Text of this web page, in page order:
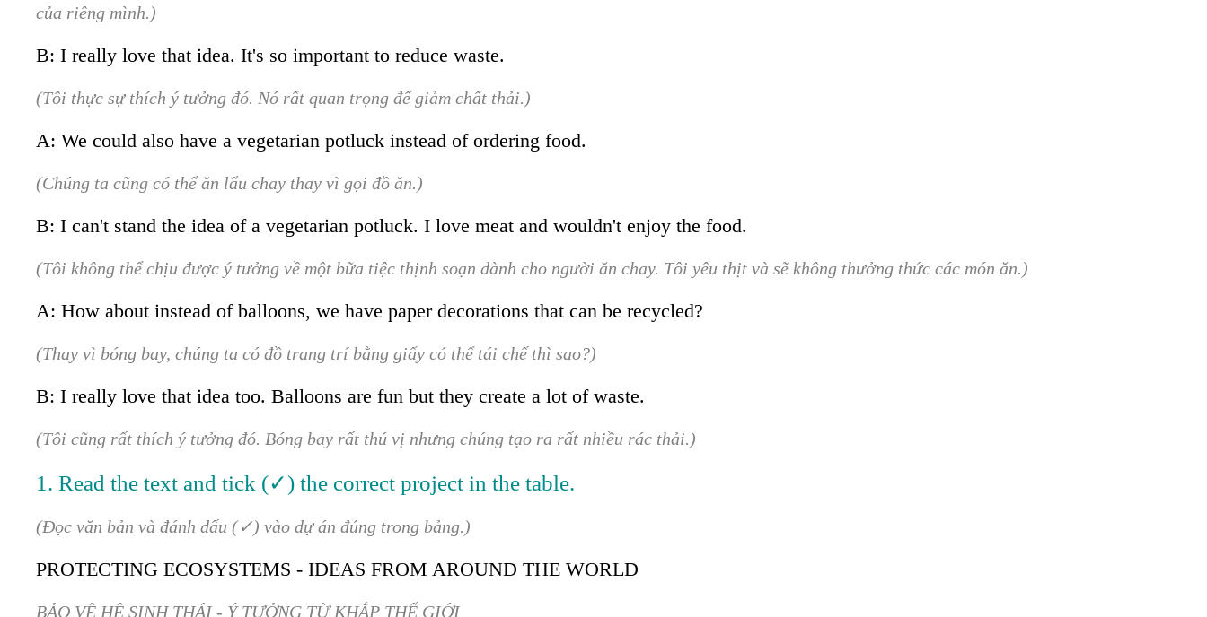
của riêng mình.)
B: I really love that idea. It's so important to reduce waste.
(Tôi thực sự thích ý tưởng đó. Nó rất quan trọng để giảm chất thải.)
A: We could also have a vegetarian potluck instead of ordering food.
(Chúng ta cũng có thể ăn lẩu chay thay vì gọi đồ ăn.)
B: I can't stand the idea of a vegetarian potluck. I love meat and wouldn't enjoy the food.
(Tôi không thể chịu được ý tưởng về một bữa tiệc thịnh soạn dành cho người ăn chay. Tôi yêu thịt và sẽ không thưởng thức các món ăn.)
A: How about instead of balloons, we have paper decorations that can be recycled?
(Thay vì bóng bay, chúng ta có đồ trang trí bằng giấy có thể tái chế thì sao?)
B: I really love that idea too. Balloons are fun but they create a lot of waste.
(Tôi cũng rất thích ý tưởng đó. Bóng bay rất thú vị nhưng chúng tạo ra rất nhiều rác thải.)
1. Read the text and tick (✓) the correct project in the table.
(Đọc văn bản và đánh dấu (✓) vào dự án đúng trong bảng.)
PROTECTING ECOSYSTEMS - IDEAS FROM AROUND THE WORLD
BẢO VỆ HỆ SINH THÁI - Ý TƯỞNG TỪ KHẮP THẾ GIỚI